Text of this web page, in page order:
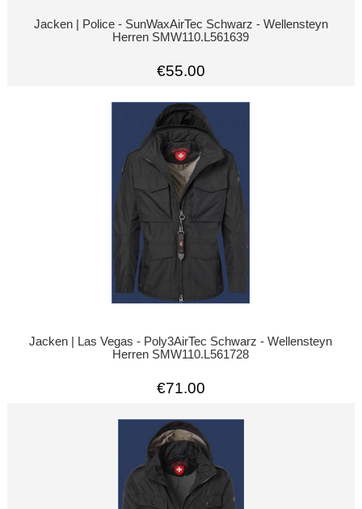
Jacken | Police - SunWaxAirTec Schwarz - Wellensteyn
Herren SMW110.L561639
€55.00
Jacken | Las Vegas - Poly3AirTec Schwarz - Wellensteyn
Herren SMW110.L561728
€71.00